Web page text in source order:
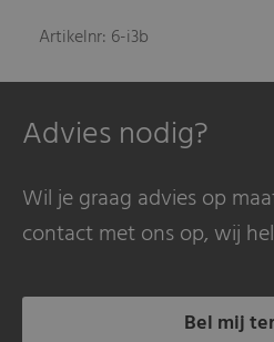
Artikelnr: 6-i3b
Advies nodig?
Wil je graag advies op
contact met ons op, wij
Bel mij